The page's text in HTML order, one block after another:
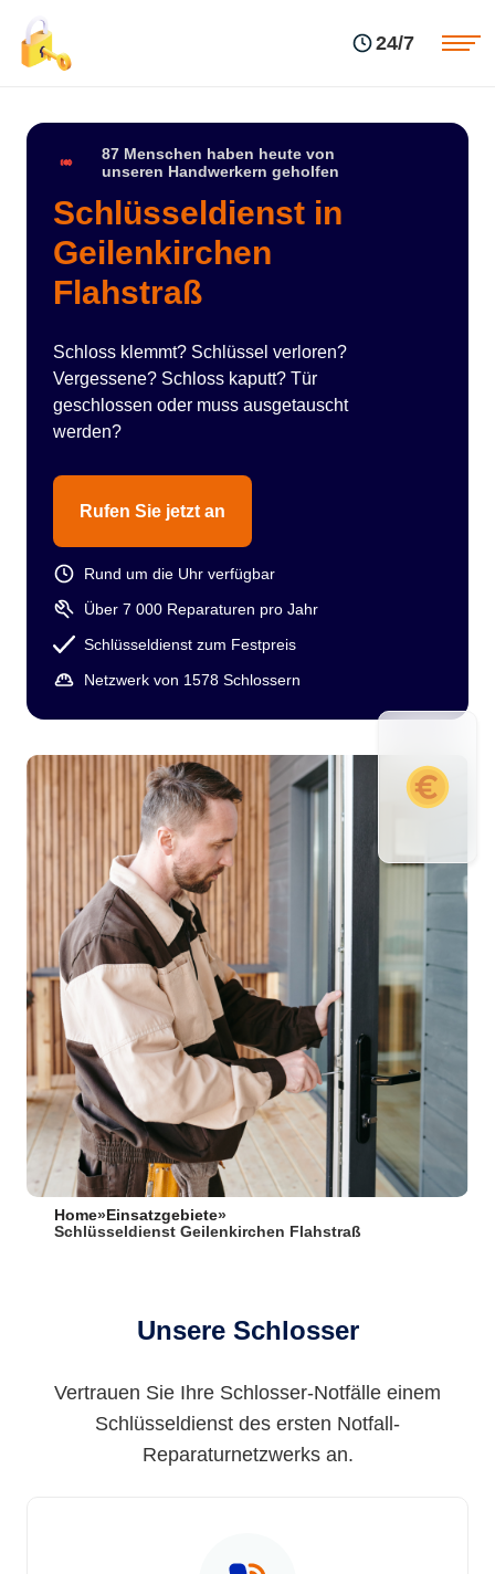
24/7
87 Menschen haben heute von
unseren Handwerkern geholfen
Schlüsseldienst in
Geilenkirchen
Flahstraß
Schloss klemmt? Schlüssel verloren?
Vergessene? Schloss kaputt? Tür
geschlossen oder muss ausgetauscht
werden?
Rufen Sie jetzt an
Rund um die Uhr verfügbar
Über 7 000 Reparaturen pro Jahr
Schlüsseldienst zum Festpreis
Netzwerk von 1578 Schlossern
Home» Einsatzgebiete»
Schlüsseldienst Geilenkirchen Flahstraß
Unsere Schlosser
Vertrauen Sie Ihre Schlosser-Notfälle einem
Schlüsseldienst des ersten Notfall-
Reparaturnetzwerks an.